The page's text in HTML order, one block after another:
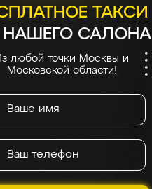
ТАКСИ
САЛОНА
любой точки Москвы и
Московской области!